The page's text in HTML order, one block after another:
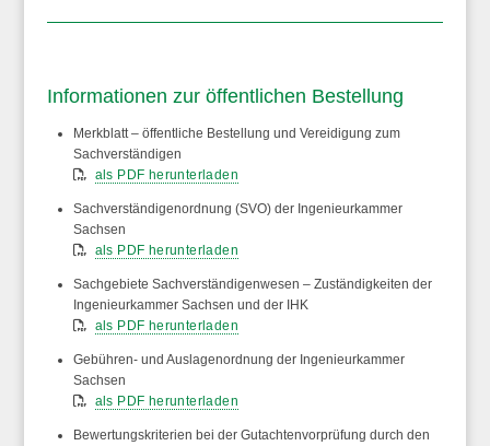
Informationen zur öffentlichen Bestellung
Merkblatt– öffentliche Bestellung und Vereidigung zum
Sachverständigen
als PDF herunterladen
Sachverständigenordnung (SVO) der Ingenieurkammer
Sachsen
als PDF herunterladen
Sachgebiete Sachverständigenwesen – Zuständigkeiten der
Ingenieurkammer Sachsen und der IHK
als PDF herunterladen
Gebühren- und Auslagenordnung der Ingenieurkammer
Sachsen
als PDF herunterladen
Bewertungskriterien bei der Gutachtenvorprüfung durch den